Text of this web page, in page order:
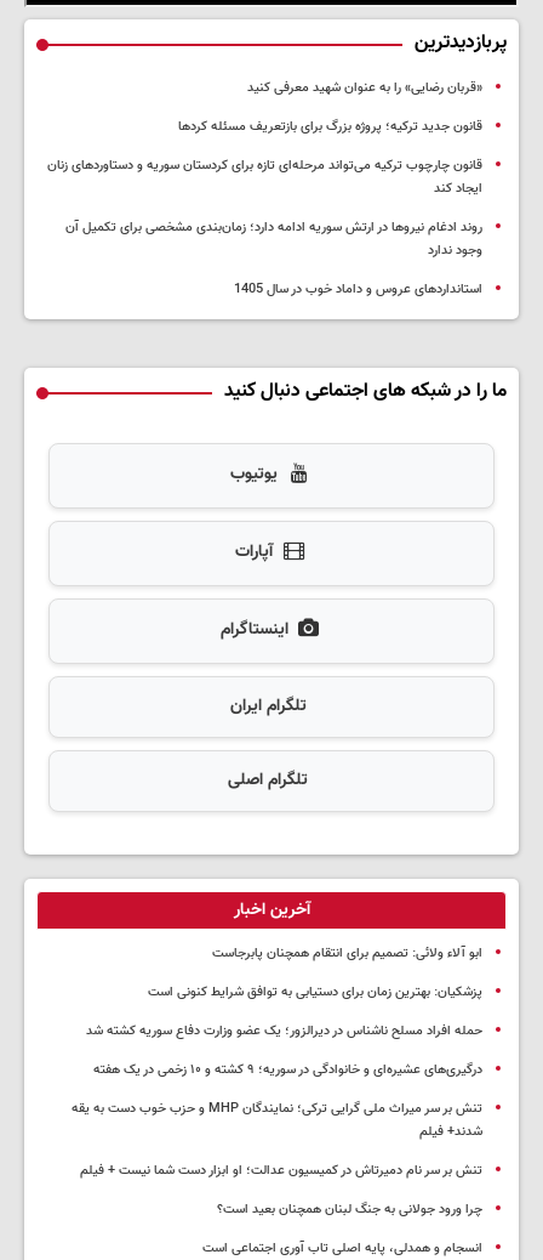
پربازدیدترین
«قربان رضایی» را به عنوان شهید معرفی کنید
قانون جدید ترکیه؛ پروژه بزرگ‌ برای بازتعریف مسئله کردها
قانون چارچوب ترکیه می‌تواند مرحله‌ای تازه برای کردستان سوریه و دستاوردهای زنان
ایجاد کند
روند ادغام نیروها در ارتش سوریه ادامه دارد؛ زمان‌بندی مشخصی برای تکمیل آن
وجود ندارد
استانداردهای عروس و داماد خوب در سال 1405
ما را در شبکه های اجتماعی دنبال کنید
یوتیوب
آپارات
اینستاگرام
تلگرام ایران
تلگرام اصلی
آخرین اخبار
ابو آلاء ولائی: تصمیم برای انتقام همچنان پابرجاست
پزشکیان‌: بهترین زمان برای دستیابی به توافق شرایط کنونی است
حمله افراد مسلح ناشناس در دیرالزور؛ یک عضو وزارت دفاع سوریه کشته شد
درگیری‌های عشیره‌ای و خانوادگی در سوریه؛ ۹ کشته و ۱۰ زخمی در یک هفته
تنش بر سر میراث ملی گرایی ترکی؛ نمایندگان MHP و حزب خوب دست به یقه
شدند+ فیلم
تنش بر سر نام دمیرتاش در کمیسیون عدالت؛ او ابزار دست شما نیست + فیلم
چرا ورود جولانی به جنگ لبنان همچنان بعید است؟
انسجام و همدلی، پایه اصلی تاب آوری اجتماعی است